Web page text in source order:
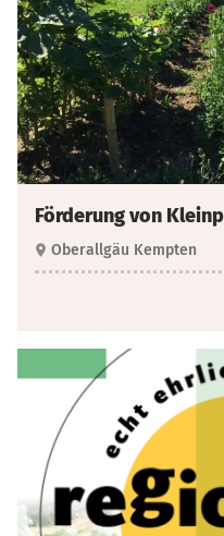
Förderung von
Oberallgäu Kempten